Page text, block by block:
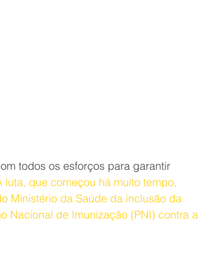
todos os esforços para garantir
luta, que começou há muito tempo,
Ministério da Saúde da inclusão da
Nacional de Imunização (PNI) contra a